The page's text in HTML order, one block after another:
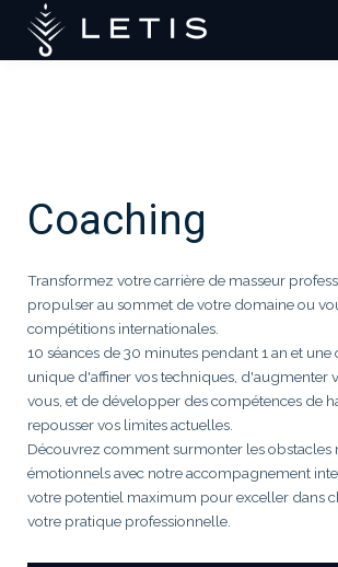
CONTACT
Coaching
Transformez votre carrière de masseur
propulser au sommet de votre domaine ou
compétitions internationales.
10 séances de 30 minutes pendant 1 an et
unique d'affiner vos techniques, d'augmenter
vous, et de développer des compétences de
repousser vos limites actuelles.
Découvrez comment surmonter les obstacles
émotionnels avec notre accompagnement
votre potentiel maximum pour exceller dans
votre pratique professionnelle.